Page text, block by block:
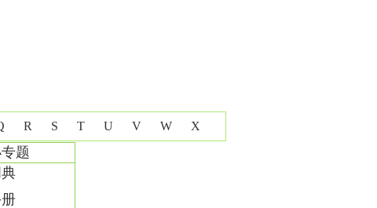
R S T U V W X
题